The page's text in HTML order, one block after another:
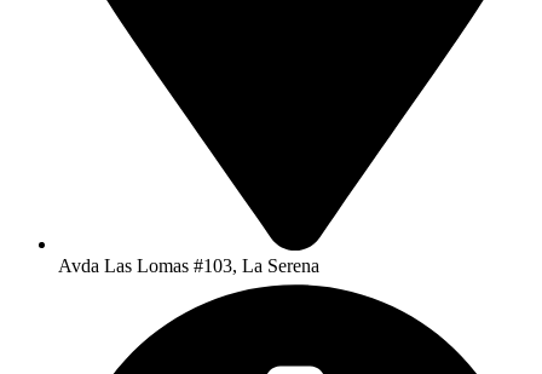
Avda Las Lomas #103, La Serena